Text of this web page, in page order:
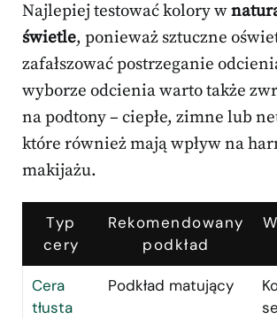
Najlepiej testować kolory w
świetle, ponieważ sztuczne
zafałszować postrzeganie
wyborze odcienia warto także
na podtony – ciepłe, zimne lub
które również mają wpływ na
makijażu.
Typ
cery
Rekomendowany
podkład
Cera
tłusta
Podkład matujący